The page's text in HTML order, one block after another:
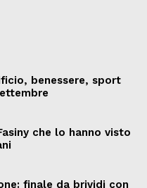
benessere, sport
che lo hanno visto
finale da brividi con